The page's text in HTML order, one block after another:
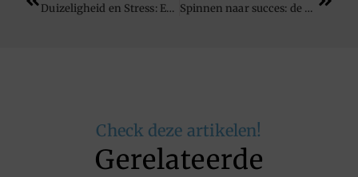
Duizeligheid en Stress: Een Diepgaande Verbinding Spinnen naar succes: de keuze tussen nieuw en gebruikt
Check deze artikelen!
Gerelateerde